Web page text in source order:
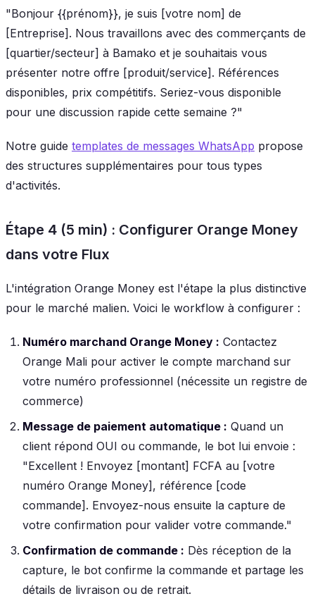
"Bonjour {{prénom}}, je suis [votre nom] de
[Entreprise]. Nous travaillons avec des commerçants de
[quartier/secteur] à Bamako et je souhaitais vous
présenter notre offre [produit/service]. Références
disponibles, prix compétitifs. Seriez-vous disponible
pour une discussion rapide cette semaine ?"
Notre guide templates de messages WhatsApp propose
des structures supplémentaires pour tous types
d'activités.
Étape 4 (5 min) : Configurer Orange Money
dans votre Flux
L'intégration Orange Money est l'étape la plus distinctive
pour le marché malien. Voici le workflow à configurer :
Numéro marchand Orange Money : Contactez
Orange Mali pour activer le compte marchand sur
votre numéro professionnel (nécessite un registre de
commerce)
Message de paiement automatique : Quand un
client répond OUI ou commande, le bot lui envoie :
"Excellent ! Envoyez [montant] FCFA au [votre
numéro Orange Money], référence [code
commande]. Envoyez-nous ensuite la capture de
votre confirmation pour valider votre commande."
Confirmation de commande : Dès réception de la
capture, le bot confirme la commande et partage les
détails de livraison ou de retrait.